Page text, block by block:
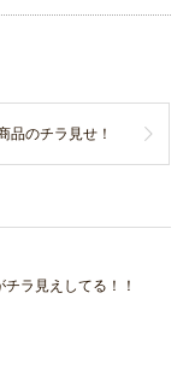
品のチラ見せ！
ラ見えしてる！！